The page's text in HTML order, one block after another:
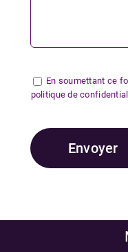
En soumettant ce
politique de